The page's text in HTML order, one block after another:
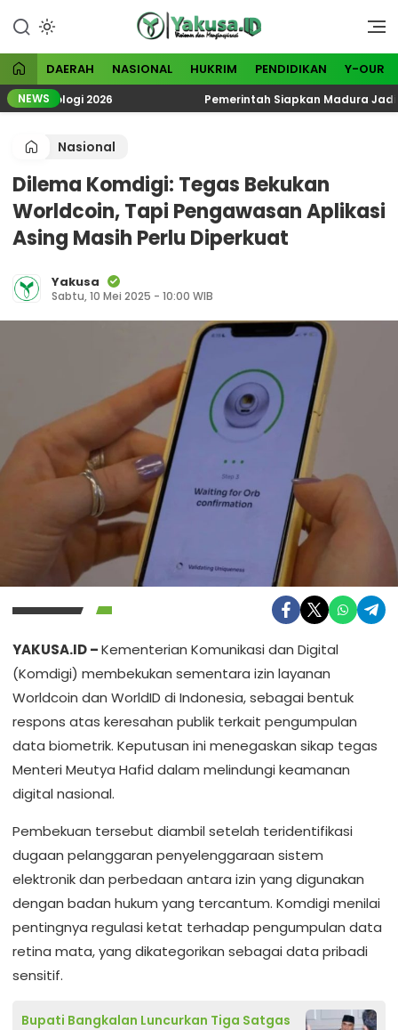
konten
Yakusa
Visioner dan Menginspirasi
DAERAH NASIONAL HUKRIM PENDIDIKAN Y-OUR
NEWS 2026 Pemerintah Siapkan Madura Jadi
Nasional
Dilema Komdigi: Tegas Bekukan
Worldcoin, Tapi Pengawasan Aplikasi
Asing Masih Perlu Diperkuat
Yakusa
Sabtu, 10 Mei 2025 - 10:00 WIB
YAKUSA.ID –Kementerian Komunikasi dan Digital
(Komdigi) membekukan sementara izin layanan
Worldcoin dan WorldID di Indonesia, sebagai bentuk
respons atas keresahan publik terkait pengumpulan
data biometrik. Keputusan ini menegaskan sikap tegas
Menteri Meutya Hafid dalam melindungi keamanan
digital nasional.
Pembekuan tersebut diambil setelah teridentifikasi
dugaan pelanggaran penyelenggaraan sistem
elektronik dan perbedaan antara izin yang digunakan
dengan badan hukum yang tercantum. Komdigi menilai
pentingnya regulasi ketat terhadap pengumpulan data
retina mata, yang dikategorikan sebagai data pribadi
sensitif.
Bupati Bangkalan Luncurkan Tiga Satgas